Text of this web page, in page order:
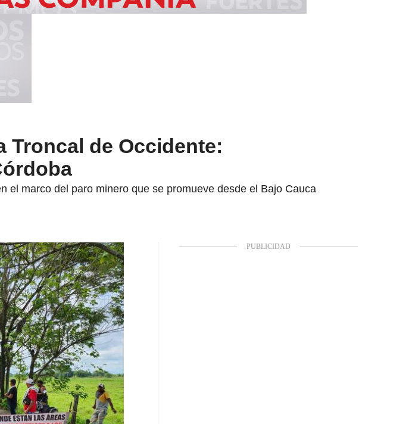
Troncal de Occidente:
el marco del paro minero que se promueve desde el Bajo Cauca